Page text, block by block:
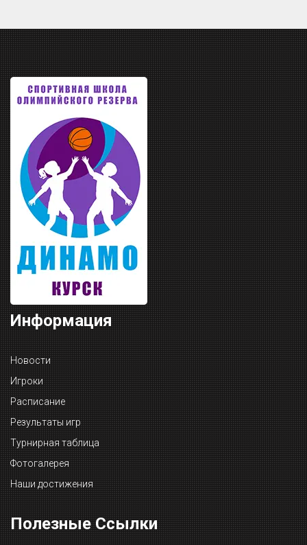
Информация
Новости
Игроки
Расписание
Результаты игр
Турнирная таблица
Фотогалерея
Наши достижения
Полезные Ссылки